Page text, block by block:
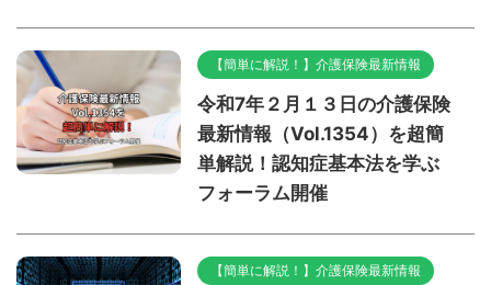
【簡単に解説！】介護保険最新情報
令和7年２月１３日の介護保険
最新情報（Vol.1354）を超簡
単解説！認知症基本法を学ぶ
フォーラム開催
【簡単に解説！】介護保険最新情報